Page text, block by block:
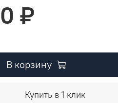
₽
В корзину
Купить в 1 клик